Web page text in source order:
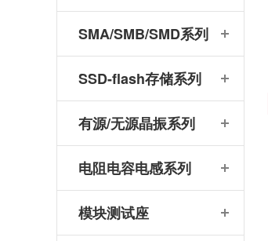
SMA/SMB/SMD系列
SSD-flash存储系列
有源/无源晶振系列
电阻电容电感系列
模块测试座